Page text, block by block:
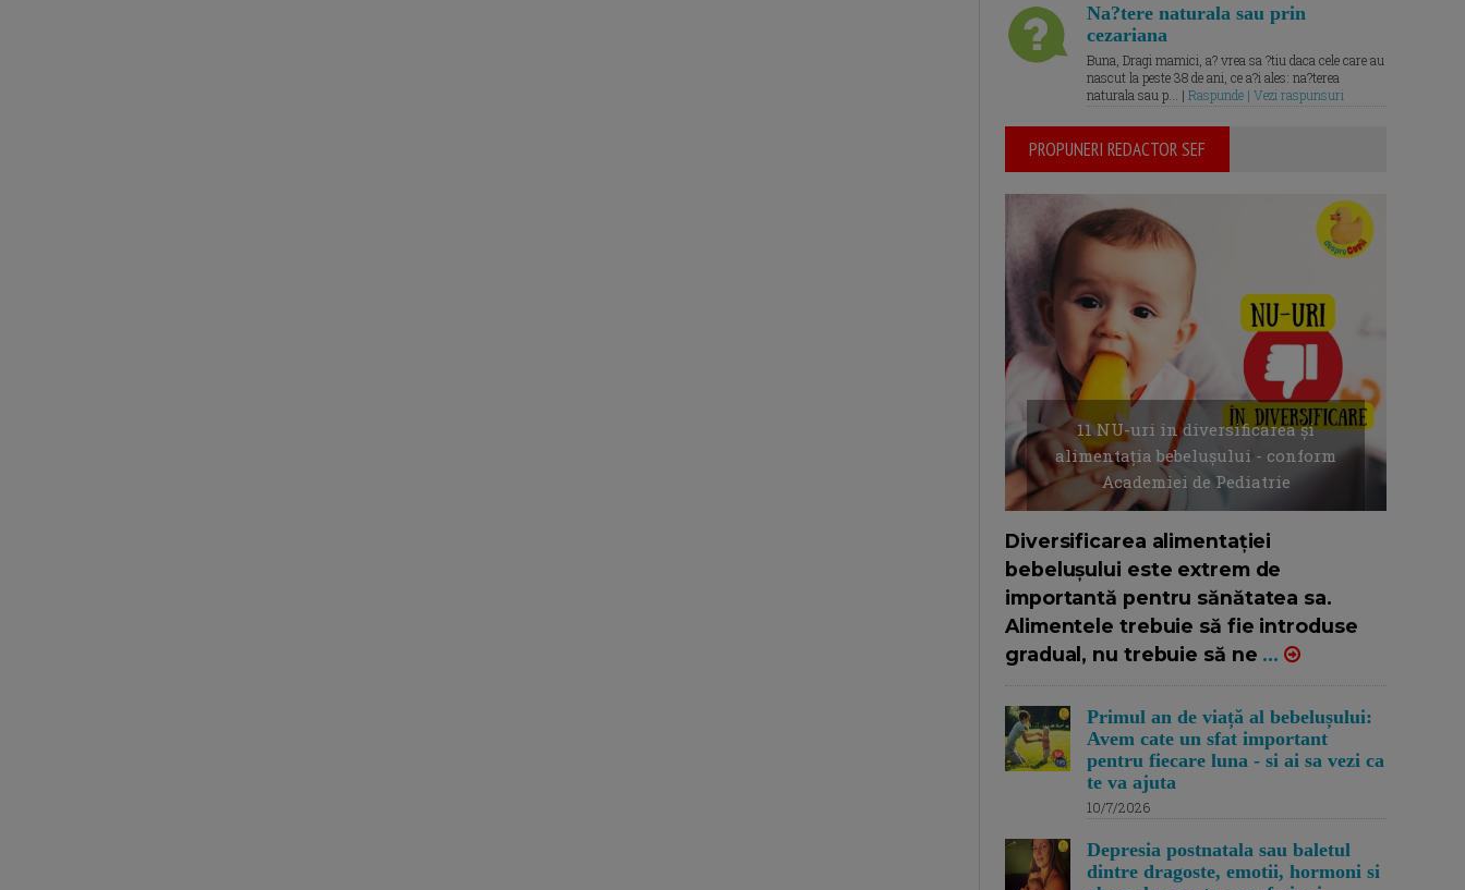
Na?tere naturala sau prin
cezariana
Buna, Dragi mamici, a? vrea sa ?tiu daca cele care au
nascut la peste 38 de ani, ce a?i ales: na?terea
naturala sau p... | Raspunde | Vezi raspunsuri
PROPUNERI REDACTOR SEF
11 NU-uri in diversificarea și
alimentația bebelușului - conform
Academiei de Pediatrie
Diversificarea alimentației
bebelușului este extrem de
importantă pentru sănătatea sa.
Alimentele trebuie să fie introduse
gradual, nu trebuie să ne ...
Primul an de viață al bebelușului:
Avem cate un sfat important
pentru fiecare luna - si ai sa vezi ca
te va ajuta
10/7/2026
Depresia postnatala sau baletul
dintre dragoste, emotii, hormoni si